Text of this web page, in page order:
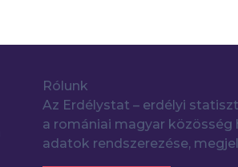
Rólunk
Az Erdélystat – erdélyi
a romániai magyar
adatok rendszerezése,